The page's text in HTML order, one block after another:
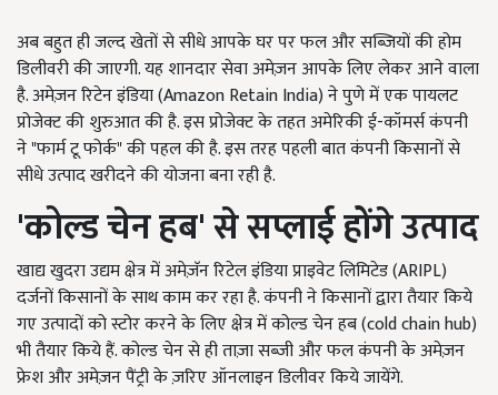
अब बहुत ही जल्द खेतों से सीधे आपके घर पर फल और सब्ज़ियों की होम
डिलीवरी की जाएगी. यह शानदार सेवा अमेज़न आपके लिए लेकर आने वाला
है. अमेज़न रिटेन इंडिया (Amazon Retain India) ने पुणे में एक पायलट
प्रोजेक्ट की शुरुआत की है. इस प्रोजेक्ट के तहत अमेरिकी ई-कॉमर्स कंपनी
ने "फार्म टू फोर्क" की पहल की है. इस तरह पहली बात कंपनी किसानों से
सीधे उत्पाद खरीदने की योजना बना रही है.
'कोल्ड चेन हब'से सप्लाई होंगे उत्पाद
खाद्य खुदरा उद्यम क्षेत्र में अमेज़ॅन रिटेल इंडिया प्राइवेट लिमिटेड (ARIPL)
दर्जनों किसानों के साथ काम कर रहा है. कंपनी ने किसानों द्वारा तैयार किये
गए उत्पादों को स्टोर करने के लिए क्षेत्र में कोल्ड चेन हब (cold chain hub)
भी तैयार किये हैं. कोल्ड चेन से ही ताज़ा सब्जी और फल कंपनी के अमेज़न
फ्रेश और अमेज़न पैंट्री के ज़रिए ऑनलाइन डिलीवर किये जायेंगे.